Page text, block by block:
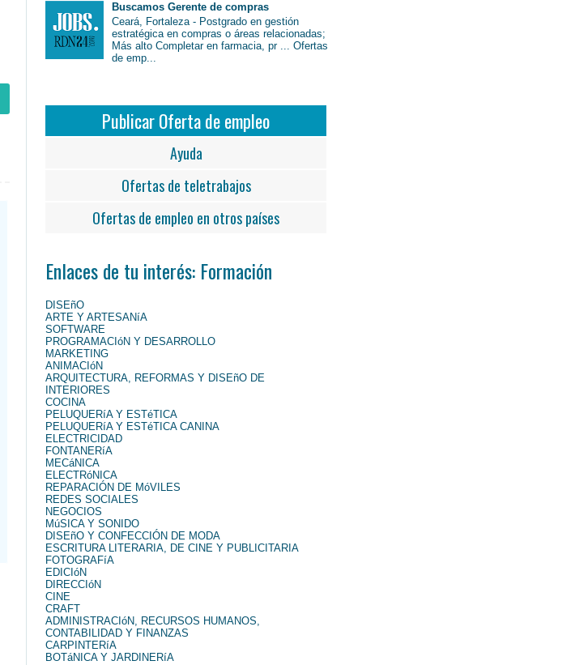
Buscamos Gerente de compras
Ceará, Fortaleza - Postgrado en gestión
estratégica en compras o áreas relacionadas;
Más alto Completar en farmacia, pr ... Ofertas
de emp...
Publicar Oferta de empleo
Ayuda
Ofertas de teletrabajos
Ofertas de empleo en otros países
Enlaces de tu interés: Formación
DISEñO
ARTE Y ARTESANíA
SOFTWARE
PROGRAMACIóN Y DESARROLLO
MARKETING
ANIMACIóN
ARQUITECTURA, REFORMAS Y DISEñO DE
INTERIORES
COCINA
PELUQUERíA Y ESTéTICA
PELUQUERíA Y ESTéTICA CANINA
ELECTRICIDAD
FONTANERíA
MECáNICA
ELECTRóNICA
REPARACIÓN DE MóVILES
REDES SOCIALES
NEGOCIOS
MúSICA Y SONIDO
DISEñO Y CONFECCIÓN DE MODA
ESCRITURA LITERARIA, DE CINE Y PUBLICITARIA
FOTOGRAFíA
EDICIóN
DIRECCIóN
CINE
CRAFT
ADMINISTRACIóN, RECURSOS HUMANOS,
CONTABILIDAD Y FINANZAS
CARPINTERíA
BOTáNICA Y JARDINERíA